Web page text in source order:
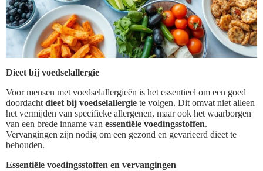
Dieet bij voedselallergie
Voor mensen met voedselallergieën is het essentieel om een goed
doordacht dieet bij voedselallergie te volgen. Dit omvat niet alleen
het vermijden van specifieke allergenen, maar ook het waarborgen
van een brede inname van essentiële voedingsstoffen.
Vervangingen zijn nodig om een gezond en gevarieerd dieet te
behouden.
Essentiële voedingsstoffen en vervangingen